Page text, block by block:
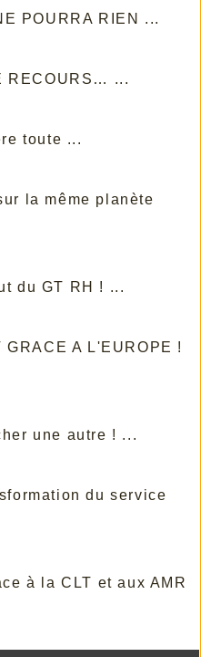
POURRA RIEN ...
RECOURS… ...
toute ...
la même planète
du GT RH ! ...
A L'EUROPE !
une autre ! ...
du service
à la CLT et aux AMR